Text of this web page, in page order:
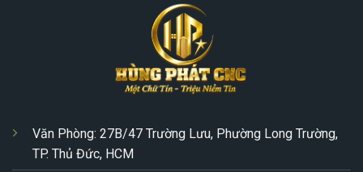
Văn Phòng: 27B/47 Trường Lưu, Phường Long Trường,
TP. Thủ Đức, HCM